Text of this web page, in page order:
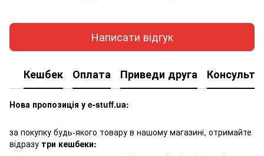
Написати відгук
Кешбек Оплата Приведи друга
Нова пропозиція у e-stuff.ua:
за покупку будь-якого товару в нашому магазині, отримайте
відразу три кешбеки: